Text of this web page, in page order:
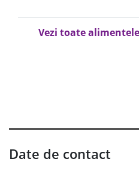
Vezi toate
Date de contact